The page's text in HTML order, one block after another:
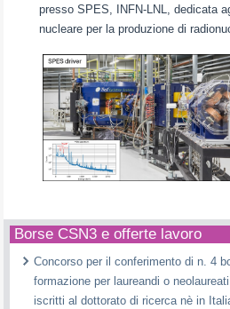
presso SPES, INFN-LNL, dedicata
nucleare per la produzione di
Borse CSN3 e offerte lavoro
Concorso per il conferimento di n. 4
formazione per laureandi o
iscritti al dottorato di ricerca nè in